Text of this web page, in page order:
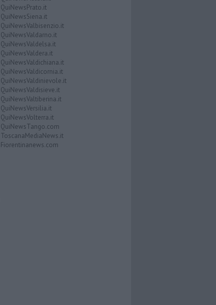
QuiNewsPrato.it
QuiNewsSiena.it
QuiNewsValbisenzio.it
QuiNewsValdarno.it
QuiNewsValdelsa.it
QuiNewsValdera.it
QuiNewsValdichiana.it
QuiNewsValdicornia.it
QuiNewsValdinievole.it
QuiNewsValdisieve.it
QuiNewsValtiberina.it
QuiNewsVersilia.it
QuiNewsVolterra.it
QuiNewsTango.com
ToscanaMediaNews.it
Fiorentinanews.com